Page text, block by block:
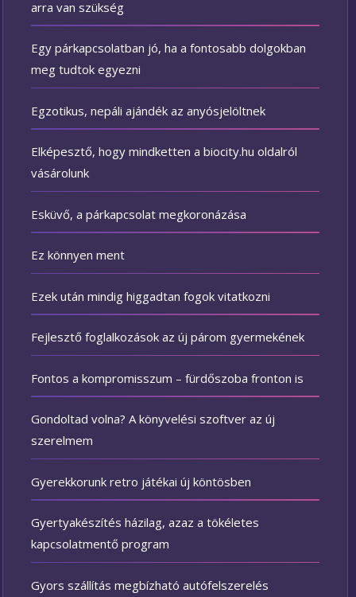
arra van szükség
Egy párkapcsolatban jó, ha a fontosabb dolgokban
meg tudtok egyezni
Egzotikus, nepáli ajándék az anyósjelöltnek
Elképesztő, hogy mindketten a biocity.hu oldalról
vásárolunk
Esküvő, a párkapcsolat megkoronázása
Ez könnyen ment
Ezek után mindig higgadtan fogok vitatkozni
Fejlesztő foglalkozások az új párom gyermekének
Fontos a kompromisszum – fürdőszoba fronton is
Gondoltad volna? A könyvelési szoftver az új
szerelmem
Gyerekkorunk retro játékai új köntösben
Gyertyakészítés házilag, azaz a tökéletes
kapcsolatmentő program
Gyors szállítás megbízható autófelszerelés